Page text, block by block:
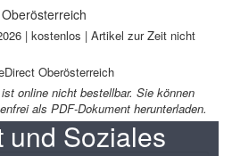
| kostenlos | Artikel zur Zeit nicht
Oberösterreich
online nicht bestellbar. Sie können
als PDF-Dokument herunterladen.
und Soziales